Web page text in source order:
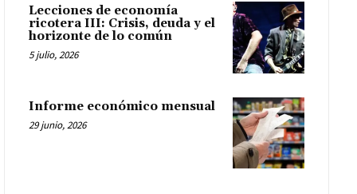
Lecciones de economía
ricotera III: Crisis, deuda y el
horizonte de lo común
5 julio, 2026
Informe económico mensual
29 junio, 2026